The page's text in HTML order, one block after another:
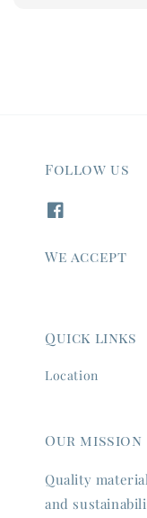
Follow us
We accept
Quick links
Location
Our mission
Quality
and